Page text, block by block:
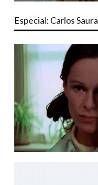
Especial: Carlos Saura